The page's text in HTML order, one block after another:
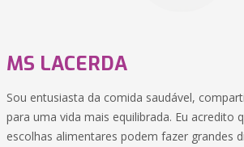
MS LACERDA
Sou entusiasta da comida saudável,
para uma vida mais equilibrada. Eu acredito
escolhas alimentares podem fazer grandes